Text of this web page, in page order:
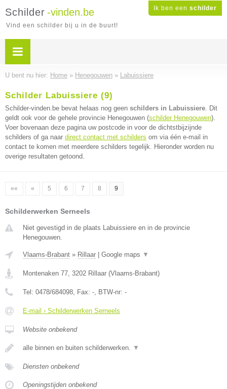
Ik ben een schilder
Schilder -vinden.be
Vind een schilder bij u in de buurt!
U bent nu hier: Home » Henegouwen » Labuissiere
Schilder Labuissiere (9)
Schilder-vinden.be bevat helaas nog geen schilders in Labuissiere. Dit
geldt ook voor de gehele provincie Henegouwen (schilder Henegouwen).
Voer bovenaan deze pagina uw postcode in voor de dichtstbijzijnde
schilders of ga naar direct contact met schilders om via één e-mail in
contact te komen met meerdere schilders tegelijk. Hieronder worden nu
overige resultaten getoond.
«« « 5 6 7 8 9
Schilderwerken Serneels
Niet gevestigd in de plaats Labuissiere en in de provincie
Henegouwen.
Vlaams-Brabant » Rillaar Google maps ▼
Montenaken 77, 3202 Rillaar (Vlaams-Brabant)
Tel: 0478/684098, Fax: -, BTW-nr: -
E-mail › Schilderwerken Serneels
Website onbekend
alle binnen en buiten schilderwerken. ▼
Diensten onbekend
Openingstijden onbekend